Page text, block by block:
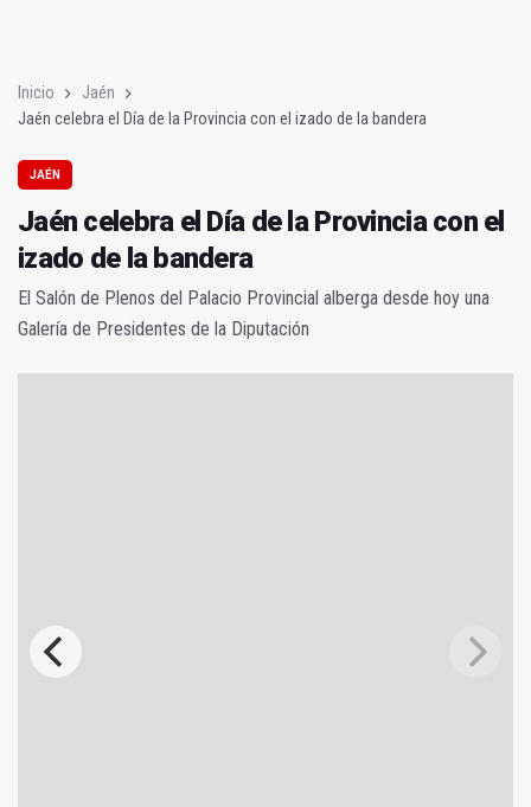
Inicio
Jaén
Jaén celebra el Día de la Provincia con el izado de la bandera
JAÉN
Jaén celebra el Día de la Provincia con el
izado de la bandera
El Salón de Plenos del Palacio Provincial alberga desde hoy una
Galería de Presidentes de la Diputación